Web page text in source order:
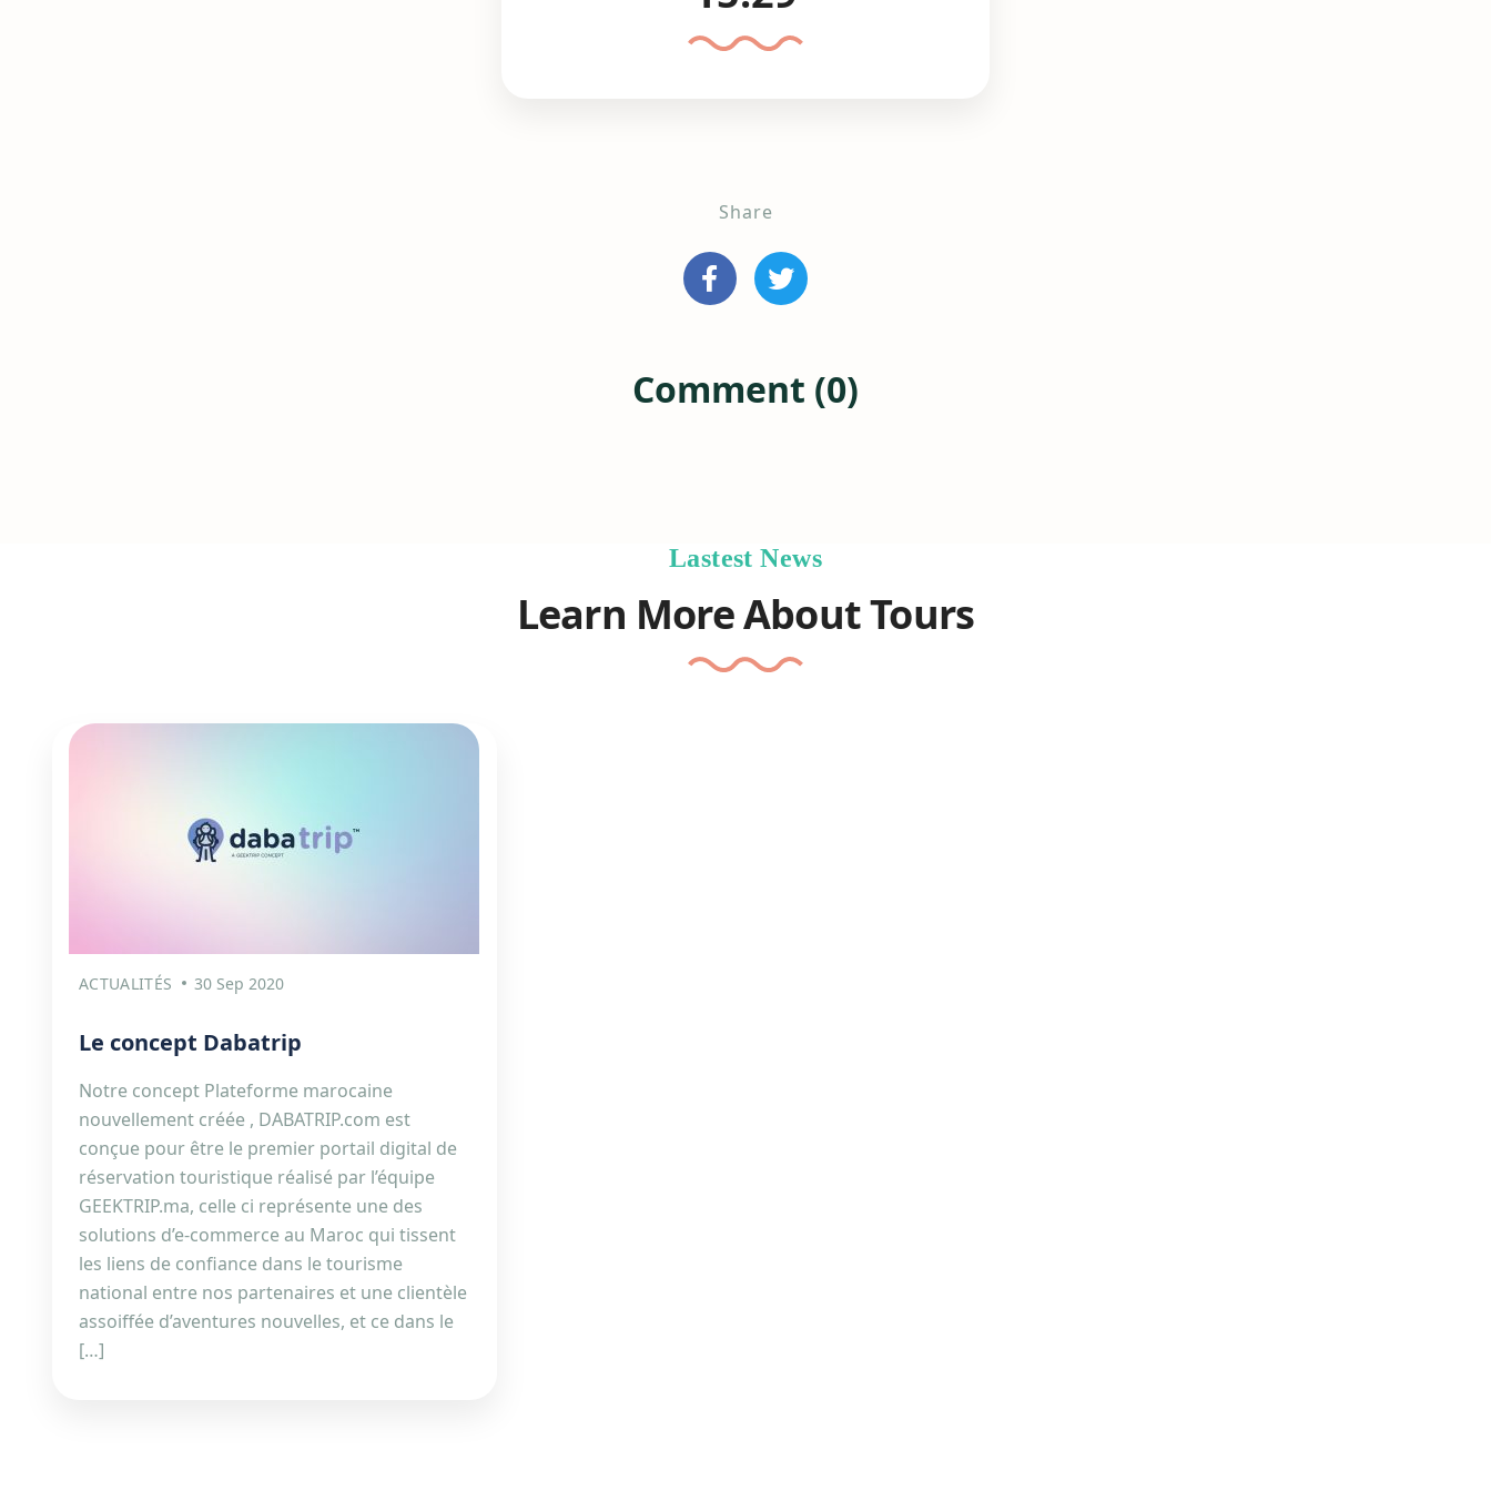
Share
Comment (0)
Lastest News
Learn More About Tours
ACTUALITÉS 30 Sep 2020
Le concept Dabatrip
Notre concept Plateforme marocaine
nouvellement créée , DABATRIP.com est
conçue pour être le premier portail digital de
réservation touristique réalisé par l’équipe
GEEKTRIP.ma, celle ci représente une des
solutions d’e-commerce au Maroc qui tissent
les liens de confiance dans le tourisme
national entre nos partenaires et une clientèle
assoiffée d’aventures nouvelles, et ce dans le
[…]